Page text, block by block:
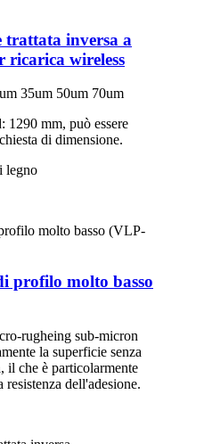
inversa a
ricarica wireless
35um 50um 70um
1290 mm, può essere
di dimensione.
legno
profilo molto basso
rugheing sub-micron
la superficie senza
il che è particolarmente
resistenza dell'adesione.